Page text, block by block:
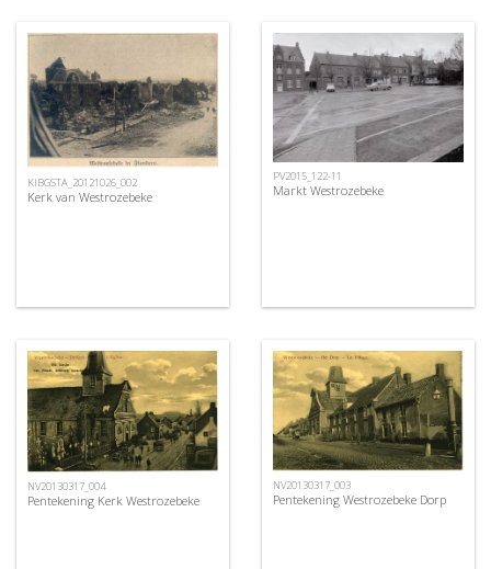
KIBGSTA_20121026_002
Kerk van Westrozebeke
PV2015_122-11
Markt Westrozebeke
NV20130317_004
Pentekening Kerk Westrozebeke
NV20130317_003
Pentekening Westrozebeke Dorp